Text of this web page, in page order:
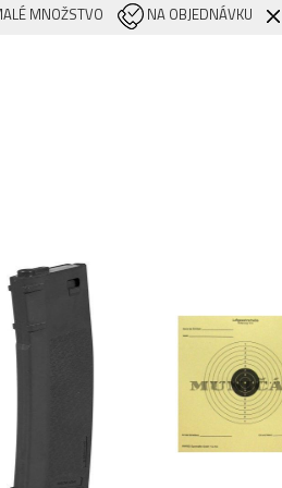
MNOŽSTVO NA OBJEDNÁVKU